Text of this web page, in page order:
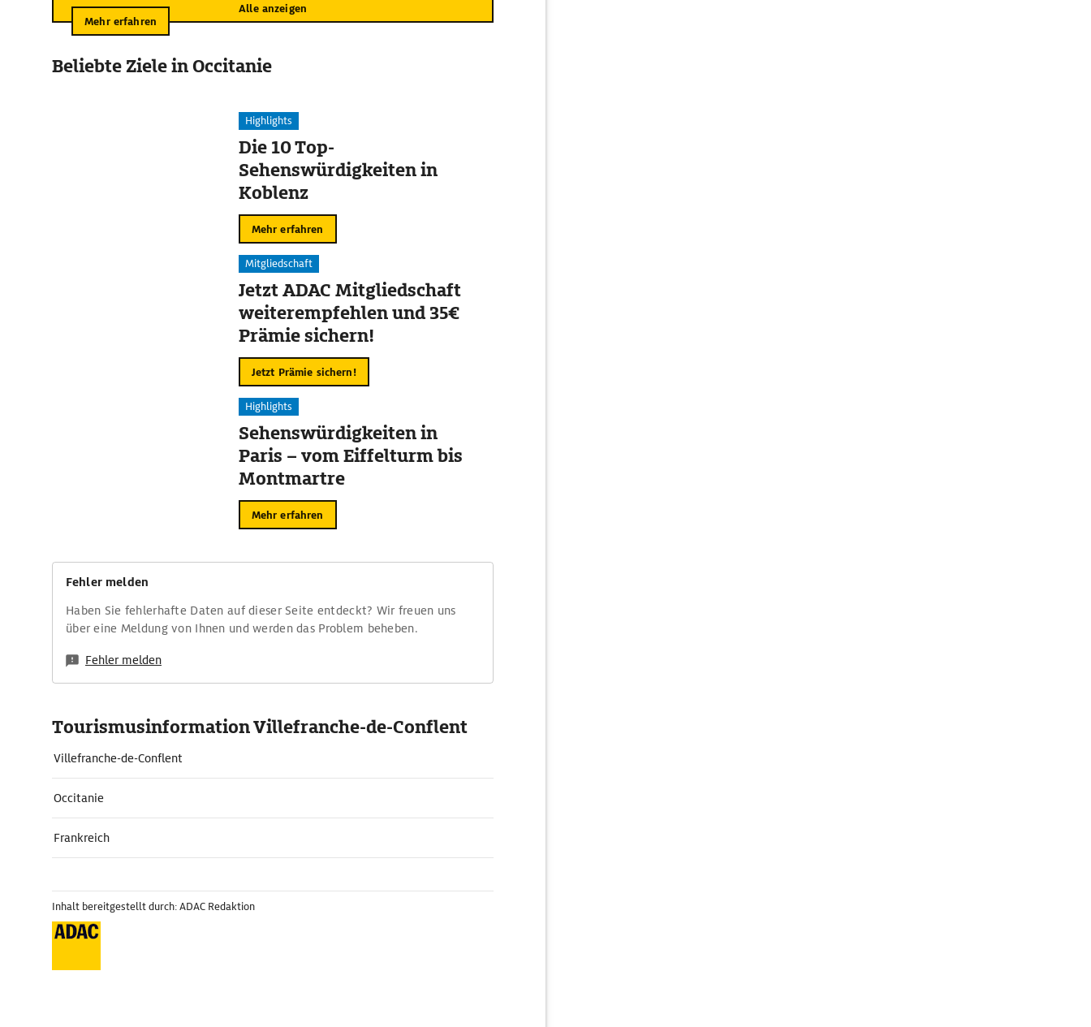
Alle anzeigen
Mehr erfahren
Beliebte Ziele in Occitanie
Highlights
Die 10 Top-
Sehenswürdigkeiten in
Koblenz
Mehr erfahren
Mitgliedschaft
Jetzt ADAC Mitgliedschaft
weiterempfehlen und 35€
Prämie sichern!
Jetzt Prämie sichern!
Highlights
Sehenswürdigkeiten in
Paris – vom Eiffelturm bis
Montmartre
Mehr erfahren
Fehler melden
Haben Sie fehlerhafte Daten auf dieser Seite entdeckt? Wir freuen uns
über eine Meldung von Ihnen und werden das Problem beheben.
Fehler melden
Tourismusinformation Villefranche-de-Conflent
Villefranche-de-Conflent
Occitanie
Frankreich
Inhalt bereitgestellt durch: ADAC Redaktion